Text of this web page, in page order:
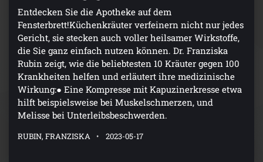
Entdecken Sie die Apotheke auf dem
Fensterbrett!Küchenkräuter verfeinern nicht nur jedes
Gericht, sie stecken auch voller heilsamer Wirkstoffe,
die Sie ganz einfach nutzen können. Dr. Franziska
Rubin zeigt, wie die beliebtesten 10 Kräuter gegen 100
Krankheiten helfen und erläutert ihre medizinische
Wirkung:● Eine Kompresse mit Kapuzinerkresse etwa
hilft beispielsweise bei Muskelschmerzen, und
Melisse bei Unterleibsbeschwerden.
RUBIN, FRANZISKA 2023-05-17